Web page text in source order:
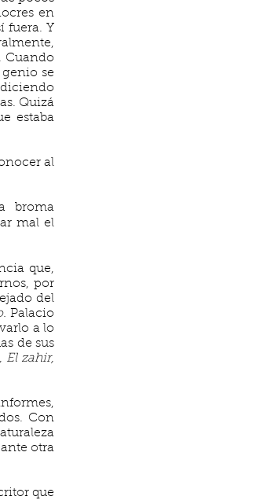
en
fuera. Y
Cuando
se
Quizá
estaba
al
broma
mal el
que,
por
del
Palacio
a lo
de sus
El zahir,
Con
otra
que